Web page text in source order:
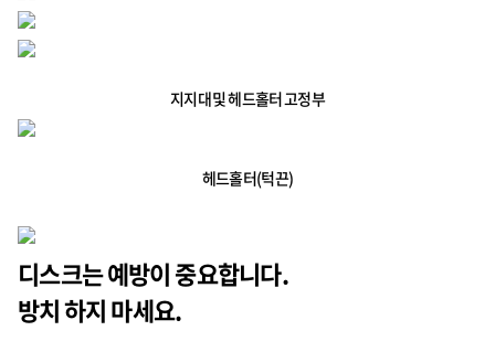
지지대 및 헤드홀터 고정부
헤드홀터(턱끈)
디스크는 예방이 중요합니다.
방치 하지 마세요.